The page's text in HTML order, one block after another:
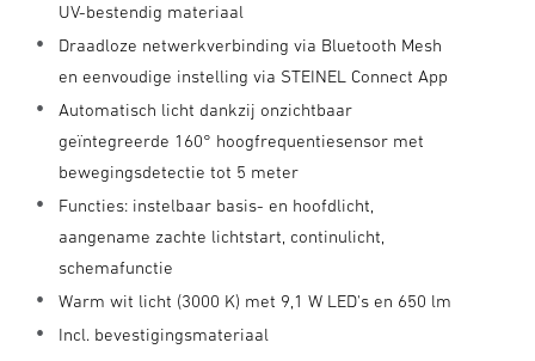
UV-bestendig materiaal
Draadloze netwerkverbinding via Bluetooth Mesh
en eenvoudige instelling via STEINEL Connect App
Automatisch licht dankzij onzichtbaar
geïntegreerde 160° hoogfrequentiesensor met
bewegingsdetectie tot 5 meter
Functies: instelbaar basis- en hoofdlicht,
aangename zachte lichtstart, continulicht,
schemafunctie
Warm wit licht (3000 K) met 9,1 W LED's en 650 lm
Incl. bevestigingsmateriaal